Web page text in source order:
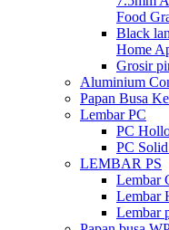
Food
Black
Home
Grosir
Aluminium
Papan Busa
Lembar PC
PC
PC
LEMBAR PS
Lembar
Lembar
Lembar